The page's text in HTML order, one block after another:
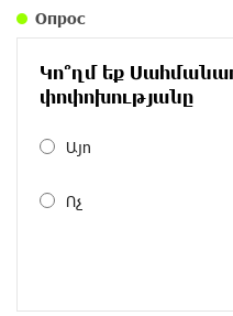
Размик Марукян
избежать
Опрос
Կո՞ղմ եք
փոփոխությանը
Այո
Ոչ